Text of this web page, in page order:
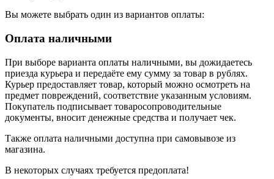
Вы можете выбрать один из вариантов оплаты:
Оплата наличными
При выборе варианта оплаты наличными, вы дожидаетесь
приезда курьера и передаёте ему сумму за товар в рублях.
Курьер предоставляет товар, который можно осмотреть на
предмет повреждений, соответствие указанным условиям.
Покупатель подписывает товаросопроводительные
документы, вносит денежные средства и получает чек.
Также оплата наличными доступна при самовывозе из
магазина.
В некоторых случаях требуется предоплата!